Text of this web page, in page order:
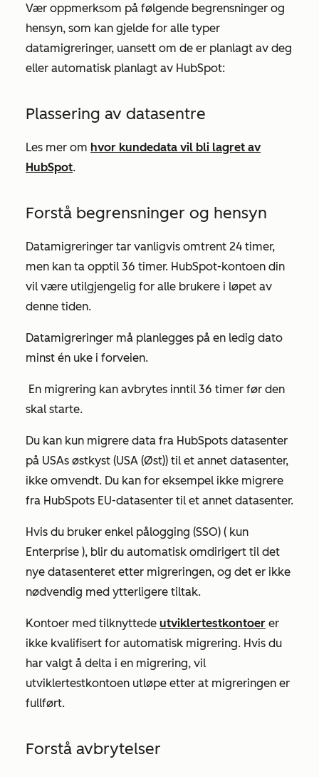
Vær oppmerksom på følgende begrensninger og
hensyn, som kan gjelde for alle typer
datamigreringer, uansett om de er planlagt av deg
eller automatisk planlagt av HubSpot:
Plassering av datasentre
Les mer om hvor kundedata vil bli lagret av
HubSpot.
Forstå begrensninger og hensyn
Datamigreringer tar vanligvis omtrent 24 timer,
men kan ta opptil 36 timer. HubSpot-kontoen din
vil være utilgjengelig for alle brukere i løpet av
denne tiden.
Datamigreringer må planlegges på en ledig dato
minst én uke i forveien.
En migrering kan avbrytes inntil 36 timer før den
skal starte.
Du kan kun migrere data fra HubSpots datasenter
på USAs østkyst (USA (Øst)) til et annet datasenter,
ikke omvendt. Du kan for eksempel ikke migrere
fra HubSpots EU-datasenter til et annet datasenter.
Hvis du bruker enkel pålogging (SSO) ( kun
Enterprise ), blir du automatisk omdirigert til det
nye datasenteret etter migreringen, og det er ikke
nødvendig med ytterligere tiltak.
Kontoer med tilknyttede utviklertestkontoer er
ikke kvalifisert for automatisk migrering. Hvis du
har valgt å delta i en migrering, vil
utviklertestkontoen utløpe etter at migreringen er
fullført.
Forstå avbrytelser